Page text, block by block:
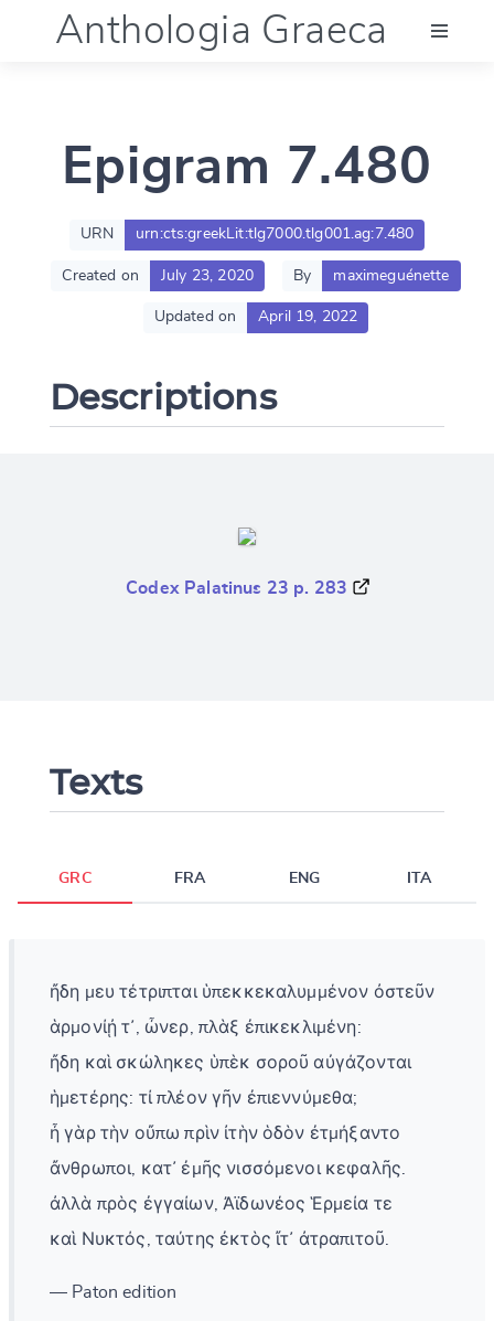
Anthologia Graeca
Language (en)
Documentation
Epigram 7.480
URN urn:cts:greekLit:tlg7000.tlg001.ag:7.480
Created on July 23, 2020 By maximeguénette
Updated on April 19, 2022
Descriptions
Codex Palatinus 23 p. 283
Texts
GRC FRA ENG ITA
ἤδη μευ τέτριπται ὑπεκκεκαλυμμένον ὀστεῦν
ἁρμονίᾐ τ᾽, ὦνερ, πλὰξ ἐπικεκλιμένη:
ἤδη καὶ σκώληκες ὑπὲκ σοροῦ αὐγάζονται
ἡμετέρης: τί πλέον γῆν ἐπιεννύμεθα;
ἦ γὰρ τὴν οὔπω πρὶν ἰτὴν ὁδὸν ἐτμήξαντο
ἄνθρωποι, κατ᾽ ἐμῆς νισσόμενοι κεφαλῆς.
ἀλλὰ πρὸς ἐγγαίων, Ἀϊδωνέος Ἑρμεία τε
καὶ Νυκτός, ταύτης ἐκτὸς ἴτ᾽ ἀτραπιτοῦ.
— Paton edition